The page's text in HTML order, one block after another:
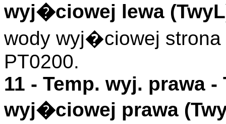
wyj�ciowej lewa (TwyL
wody wyj�ciowej strona
PT0200.
11 - Temp. wyj. prawa -
wyj�ciowej prawa (